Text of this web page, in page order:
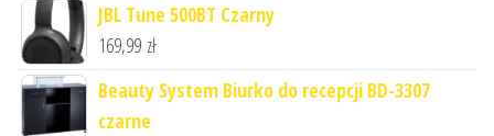
JBL Tune 500BT Czarny
169,99 zł
Beauty System Biurko do recepcji BD-3307
czarne